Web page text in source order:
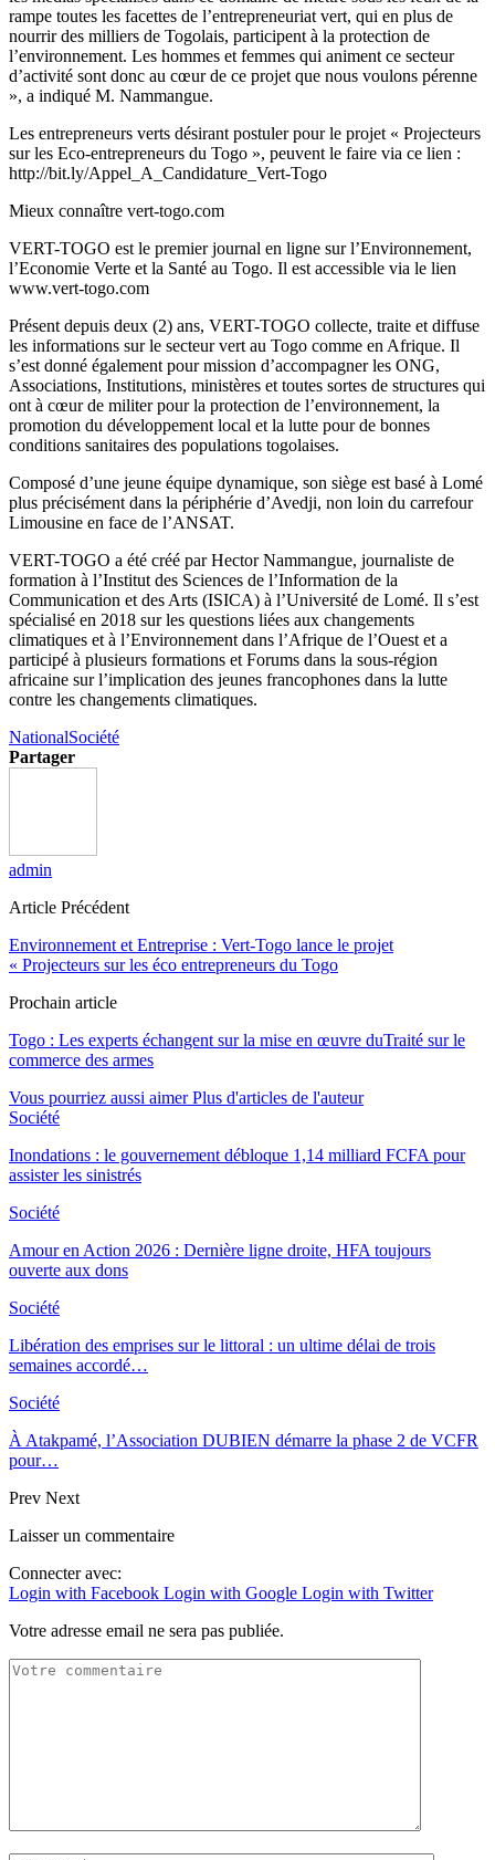
rampe toutes les facettes de l’entrepreneuriat vert, qui en plus de
nourrir des milliers de Togolais, participent à la protection de
l’environnement. Les hommes et femmes qui animent ce secteur
d’activité sont donc au cœur de ce projet que nous voulons pérenne
», a indiqué M. Nammangue.
Les entrepreneurs verts désirant postuler pour le projet « Projecteurs
sur les Eco-entrepreneurs du Togo », peuvent le faire via ce lien :
http://bit.ly/Appel_A_Candidature_Vert-Togo
Mieux connaître vert-togo.com
VERT-TOGO est le premier journal en ligne sur l’Environnement,
l’Economie Verte et la Santé au Togo. Il est accessible via le lien
www.vert-togo.com
Présent depuis deux (2) ans, VERT-TOGO collecte, traite et diffuse
les informations sur le secteur vert au Togo comme en Afrique. Il
s’est donné également pour mission d’accompagner les ONG,
Associations, Institutions, ministères et toutes sortes de structures qui
ont à cœur de militer pour la protection de l’environnement, la
promotion du développement local et la lutte pour de bonnes
conditions sanitaires des populations togolaises.
Composé d’une jeune équipe dynamique, son siège est basé à Lomé
plus précisément dans la périphérie d’Avedji, non loin du carrefour
Limousine en face de l’ANSAT.
VERT-TOGO a été créé par Hector Nammangue, journaliste de
formation à l’Institut des Sciences de l’Information de la
Communication et des Arts (ISICA) à l’Université de Lomé. Il s’est
spécialisé en 2018 sur les questions liées aux changements
climatiques et à l’Environnement dans l’Afrique de l’Ouest et a
participé à plusieurs formations et Forums dans la sous-région
africaine sur l’implication des jeunes francophones dans la lutte
contre les changements climatiques.
NationalSociété
Partager
admin
Article Précédent
Environnement et Entreprise : Vert-Togo lance le projet
« Projecteurs sur les éco entrepreneurs du Togo
Prochain article
Togo : Les experts échangent sur la mise en œuvre duTraité sur le
commerce des armes
Vous pourriez aussi aimer Plus d'articles de l'auteur
Société
Inondations : le gouvernement débloque 1,14 milliard FCFA pour
assister les sinistrés
Société
Amour en Action 2026 : Dernière ligne droite, HFA toujours
ouverte aux dons
Société
Libération des emprises sur le littoral : un ultime délai de trois
semaines accordé…
Société
À Atakpamé, l’Association DUBIEN démarre la phase 2 de VCFR
pour…
Prev Next
Laisser un commentaire
Connecter avec:
Login with Facebook Login with Google Login with Twitter
Votre adresse email ne sera pas publiée.